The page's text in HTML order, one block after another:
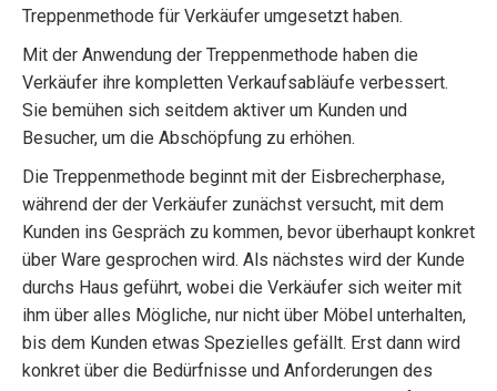
Treppenmethode für Verkäufer umgesetzt haben.
Mit der Anwendung der Treppenmethode haben die
Verkäufer ihre kompletten Verkaufsabläufe verbessert.
Sie bemühen sich seitdem aktiver um Kunden und
Besucher, um die Abschöpfung zu erhöhen.
Die Treppenmethode beginnt mit der Eisbrecherphase,
während der der Verkäufer zunächst versucht, mit dem
Kunden ins Gespräch zu kommen, bevor überhaupt konkret
über Ware gesprochen wird. Als nächstes wird der Kunde
durchs Haus geführt, wobei die Verkäufer sich weiter mit
ihm über alles Mögliche, nur nicht über Möbel unterhalten,
bis dem Kunden etwas Spezielles gefällt. Erst dann wird
konkret über die Bedürfnisse und Anforderungen des